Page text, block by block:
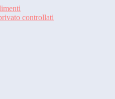
controllati